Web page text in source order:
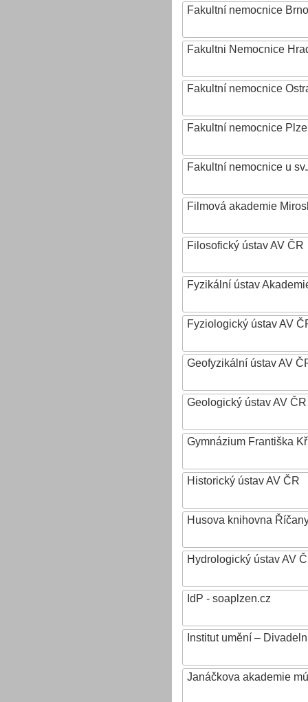
Fakultní nemocnice Brno
Fakultni Nemocnice
Fakultní nemocnice
Fakultní nemocnice
Fakultní nemocnice u
Filmová akademie
Filosofický ústav AV ČR
Fyzikální ústav
Fyziologický ústav AV
Geofyzikální ústav AV
Geologický ústav AV ČR
Gymnázium Františka
Historický ústav AV ČR
Husova knihovna
Hydrologický ústav AV
IdP - soaplzen.cz
Institut umění –
Janáčkova akademie